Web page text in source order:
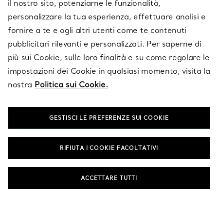
SU TIFFANY & CO.
LEGALE
SEGUICI
T&Co. 2026
il nostro sito, potenziarne le funzionalità,
personalizzare la tua esperienza, effettuare analisi e
fornire a te e agli altri utenti come te contenuti
pubblicitari rilevanti e personalizzati. Per saperne di
più sui Cookie, sulle loro finalità e su come regolare le
impostazioni dei Cookie in qualsiasi momento, visita la
nostra Politica sui Cookie.
GESTISCI LE PREFERENZE SUI COOKIE
RIFIUTA I COOKIE FACOLTATIVI
ACCETTARE TUTTI